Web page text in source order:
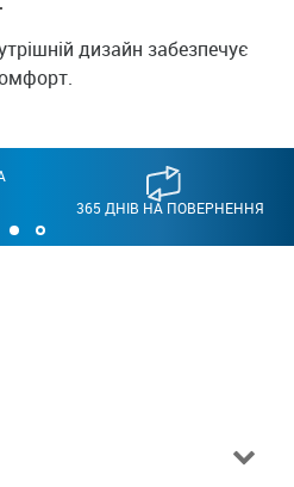
дизайн забезпечує
365 ДНІВ НА ПОВЕРНЕННЯ